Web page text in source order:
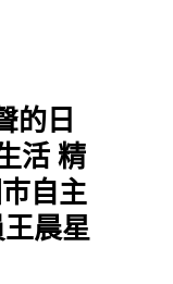
的日
活 精
自主
晨星